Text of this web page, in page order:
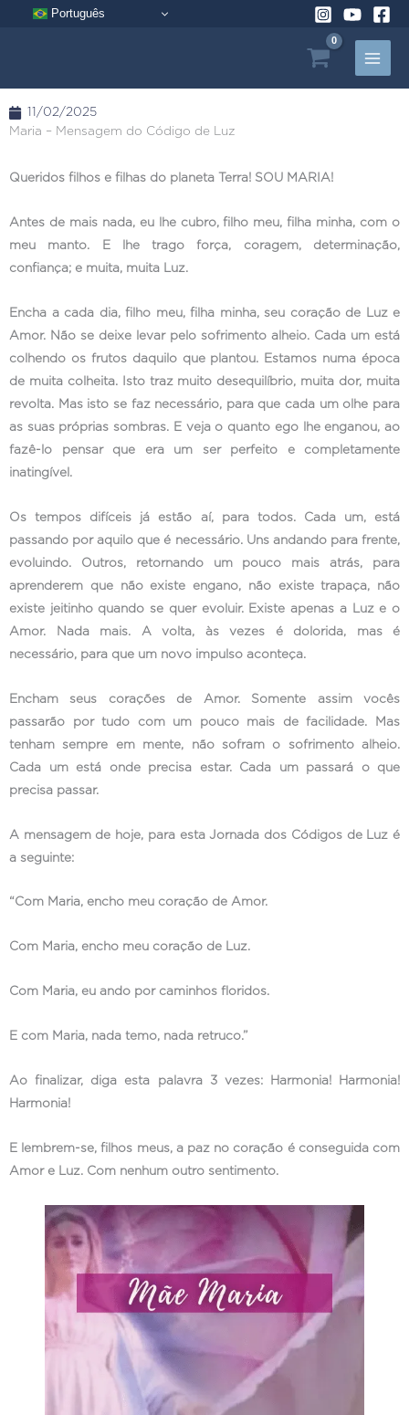
Português
11/02/2025
Maria – Mensagem do Código de Luz
Queridos filhos e filhas do planeta Terra! SOU MARIA!
Antes de mais nada, eu lhe cubro, filho meu, filha minha, com o
meu manto. E lhe trago força, coragem, determinação,
confiança; e muita, muita Luz.
Encha a cada dia, filho meu, filha minha, seu coração de Luz e
Amor. Não se deixe levar pelo sofrimento alheio. Cada um está
colhendo os frutos daquilo que plantou. Estamos numa época
de muita colheita. Isto traz muito desequilíbrio, muita dor, muita
revolta. Mas isto se faz necessário, para que cada um olhe para
as suas próprias sombras. E veja o quanto ego lhe enganou, ao
fazê-lo pensar que era um ser perfeito e completamente
inatingível.
Os tempos difíceis já estão aí, para todos. Cada um, está
passando por aquilo que é necessário. Uns andando para frente,
evoluindo. Outros, retornando um pouco mais atrás, para
aprenderem que não existe engano, não existe trapaça, não
existe jeitinho quando se quer evoluir. Existe apenas a Luz e o
Amor. Nada mais. A volta, às vezes é dolorida, mas é
necessário, para que um novo impulso aconteça.
Encham seus corações de Amor. Somente assim vocês
passarão por tudo com um pouco mais de facilidade. Mas
tenham sempre em mente, não sofram o sofrimento alheio.
Cada um está onde precisa estar. Cada um passará o que
precisa passar.
A mensagem de hoje, para esta Jornada dos Códigos de Luz é
a seguinte:
“Com Maria, encho meu coração de Amor.
Com Maria, encho meu coração de Luz.
Com Maria, eu ando por caminhos floridos.
E com Maria, nada temo, nada retruco.”
Ao finalizar, diga esta palavra 3 vezes: Harmonia! Harmonia!
Harmonia!
E lembrem-se, filhos meus, a paz no coração é conseguida com
Amor e Luz. Com nenhum outro sentimento.